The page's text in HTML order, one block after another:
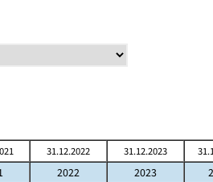
31.12.2022 31.12.2023
2022 2023